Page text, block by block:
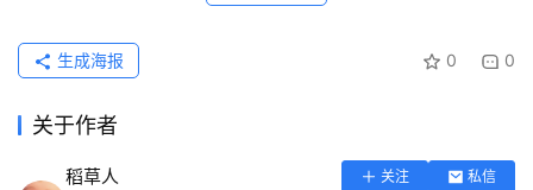
我
们
0 0
生成海报
关于作者
稻草人 关注
私信